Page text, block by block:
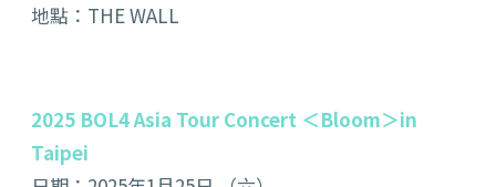
地點：THE WALL
2025 BOL4 Asia Tour Concert ＜Bloom＞in
Taipei